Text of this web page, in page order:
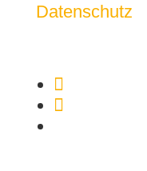
Datenschutz
Folgen